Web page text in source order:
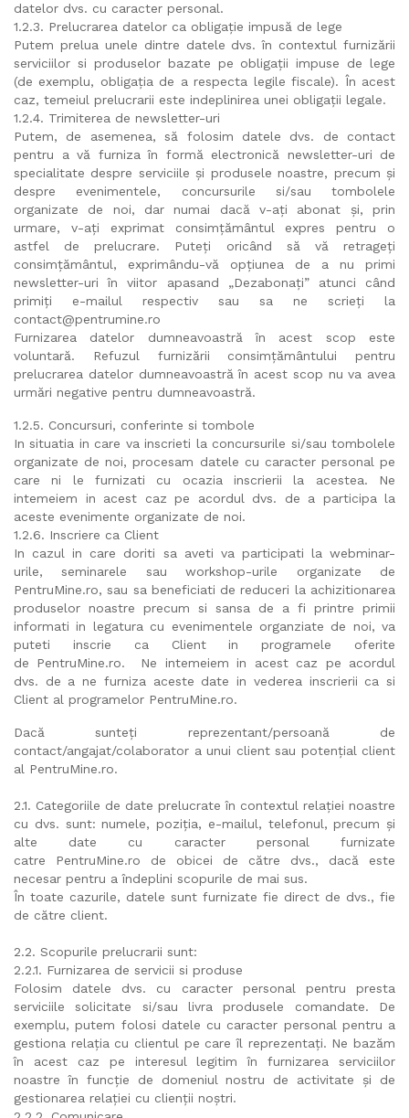
datelor dvs. cu caracter personal.
1.2.3. Prelucrarea datelor ca obligație impusă de lege
Putem prelua unele dintre datele dvs. în contextul furnizării
serviciilor si produselor bazate pe obligații impuse de lege
(de exemplu, obligația de a respecta legile fiscale). În acest
caz, temeiul prelucrarii este indeplinirea unei obligații legale.
1.2.4. Trimiterea de newsletter-uri
Putem, de asemenea, să folosim datele dvs. de contact
pentru a vă furniza în formă electronică newsletter-uri de
specialitate despre serviciile și produsele noastre, precum și
despre evenimentele, concursurile si/sau tombolele
organizate de noi, dar numai dacă v-ați abonat și, prin
urmare, v-ați exprimat consimțământul expres pentru o
astfel de prelucrare. Puteți oricând să vă retrageți
consimțământul, exprimându-vă opțiunea de a nu primi
newsletter-uri în viitor apasand „Dezabonați” atunci când
primiți e-mailul respectiv sau sa ne scrieți la
contact@pentrumine.ro
Furnizarea datelor dumneavoastră în acest scop este
voluntară. Refuzul furnizării consimțământului pentru
prelucrarea datelor dumneavoastră în acest scop nu va avea
urmări negative pentru dumneavoastră.
1.2.5. Concursuri, conferinte si tombole
In situatia in care va inscrieti la concursurile si/sau tombolele
organizate de noi, procesam datele cu caracter personal pe
care ni le furnizati cu ocazia inscrierii la acestea. Ne
intemeiem in acest caz pe acordul dvs. de a participa la
aceste evenimente organizate de noi.
1.2.6. Inscriere ca Client
In cazul in care doriti sa aveti va participati la webminar-
urile, seminarele sau workshop-urile organizate de
PentruMine.ro, sau sa beneficiati de reduceri la achizitionarea
produselor noastre precum si sansa de a fi printre primii
informati in legatura cu evenimentele organziate de noi, va
puteti inscrie ca Client in programele oferite
de PentruMine.ro. Ne intemeiem in acest caz pe acordul
dvs. de a ne furniza aceste date in vederea inscrierii ca si
Client al programelor PentruMine.ro.
Dacă sunteți reprezentant/persoană de
contact/angajat/colaborator a unui client sau potențial client
al PentruMine.ro.
2.1. Categoriile de date prelucrate în contextul relației noastre
cu dvs. sunt: numele, poziția, e-mailul, telefonul, precum și
alte date cu caracter personal furnizate
catre PentruMine.ro de obicei de către dvs., dacă este
necesar pentru a îndeplini scopurile de mai sus.
În toate cazurile, datele sunt furnizate fie direct de dvs., fie
de către client.
2.2. Scopurile prelucrarii sunt:
2.2.1. Furnizarea de servicii si produse
Folosim datele dvs. cu caracter personal pentru presta
serviciile solicitate si/sau livra produsele comandate. De
exemplu, putem folosi datele cu caracter personal pentru a
gestiona relația cu clientul pe care îl reprezentați. Ne bazăm
în acest caz pe interesul legitim în furnizarea serviciilor
noastre în funcție de domeniul nostru de activitate și de
gestionarea relației cu clienții noștri.